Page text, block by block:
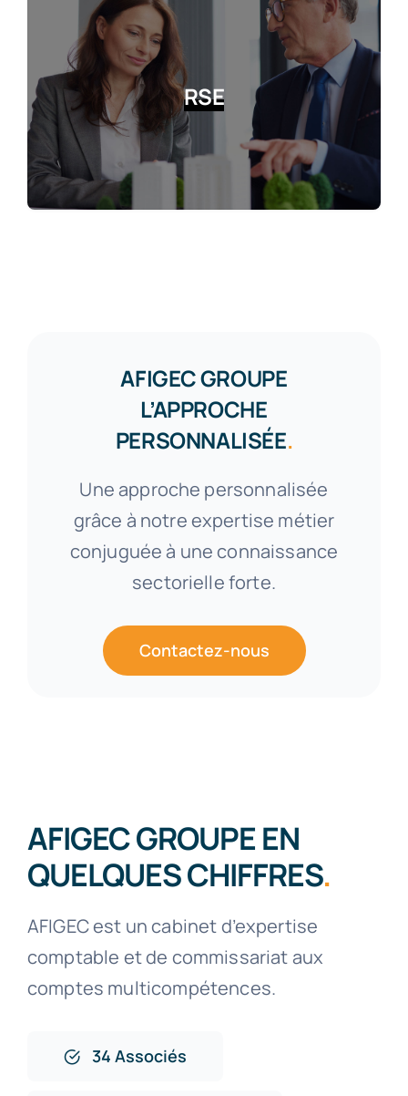
RSE
AFIGEC GROUPE
L’APPROCHE
PERSONNALISÉE.
Une approche personnalisée
grâce à notre expertise métier
conjuguée à une connaissance
sectorielle forte.
Contactez-nous
AFIGEC GROUPE EN
QUELQUES CHIFFRES.
AFIGEC est un cabinet d’expertise
comptable et de commissariat aux
comptes multicompétences.
34 Associés